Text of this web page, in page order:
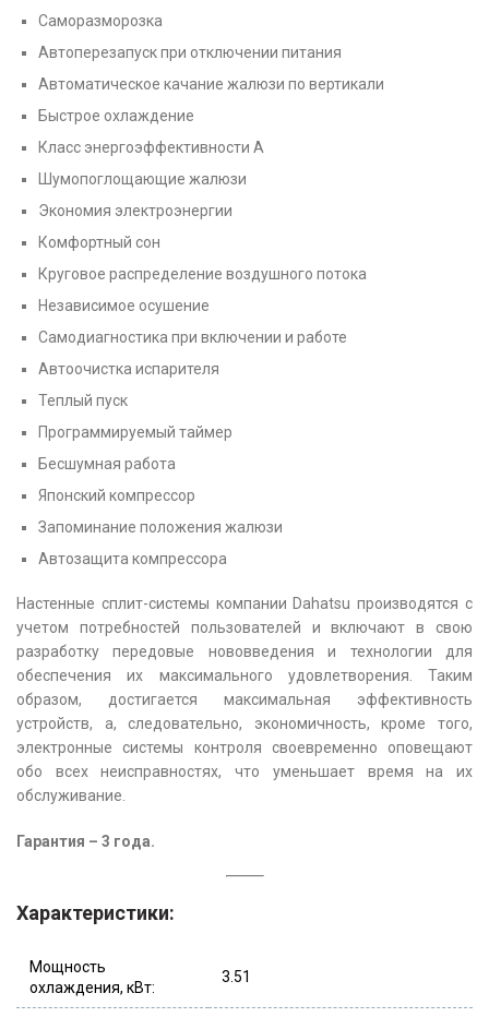
Саморазморозка
Автоперезапуск при отключении питания
Автоматическое качание жалюзи по вертикали
Быстрое охлаждение
Класс энергоэффективности А
Шумопоглощающие жалюзи
Экономия электроэнергии
Комфортный сон
Круговое распределение воздушного потока
Независимое осушение
Самодиагностика при включении и работе
Автоочистка испарителя
Теплый пуск
Программируемый таймер
Бесшумная работа
Японский компрессор
Запоминание положения жалюзи
Автозащита компрессора
Настенные сплит-системы компании Dahatsu производятся с
учетом потребностей пользователей и включают в свою
разработку передовые нововведения и технологии для
обеспечения их максимального удовлетворения. Таким
образом, достигается максимальная эффективность
устройств, а, следовательно, экономичность, кроме того,
электронные системы контроля своевременно оповещают
обо всех неисправностях, что уменьшает время на их
обслуживание.
Гарантия – 3 года.
Характеристики:
Мощность
охлаждения, кВт:
3.51